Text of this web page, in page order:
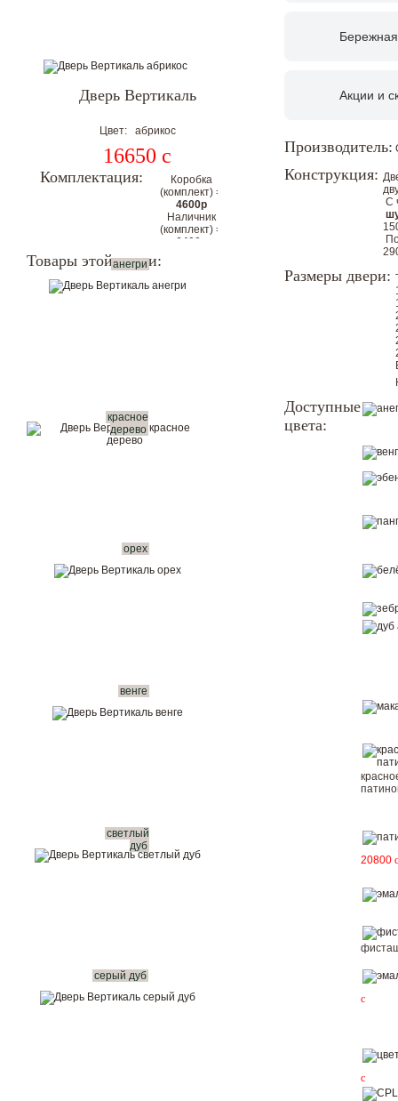
Дверь Вертикаль
Цвет: абрикос
16650 c
Комплектация:
Коробка
(комплект) =
4600р
Наличник
(комплект) =
6400р
коробкой и
Показать в интерьере
Рассчитать комплект
Товары этой серии:
анегри
красное
дерево
орех
венге
светлый
дуб
серый дуб
Акции и
Производитель:
Конструкция:
С
Размеры двери:
Доступные
цвета:
20800 c
c
c